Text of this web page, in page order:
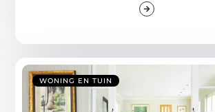
WONING EN TUIN